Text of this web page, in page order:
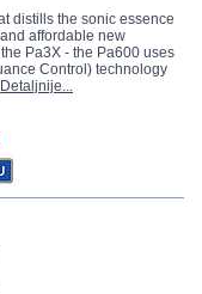
distills the sonic essence
affordable new
Pa3X - the Pa600 uses
Control) technology
Detaljnije...